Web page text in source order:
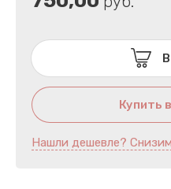
Купить
Нашли дешевле?